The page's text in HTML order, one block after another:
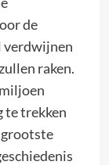
de
verdwijnen
raken.
te trekken